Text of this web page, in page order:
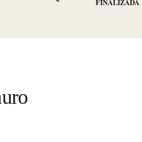
FINALIZADA